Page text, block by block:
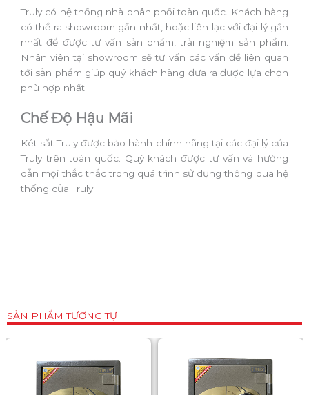
Truly có hệ thống nhà phân phối toàn quốc. Khách hàng
có thể ra showroom gần nhất, hoặc liên lạc với đại lý gần
nhất để được tư vấn sản phẩm, trải nghiệm sản phẩm.
Nhân viên tại showroom sẽ tư vấn các vấn đề liên quan
tới sản phẩm giúp quý khách hàng đưa ra được lựa chọn
phù hợp nhất.
Chế Độ Hậu Mãi
Két sắt Truly được bảo hành chính hãng tại các đại lý của
Truly trên toàn quốc. Quý khách được tư vấn và hướng
dẫn mọi thắc thắc trong quá trình sử dụng thông qua hệ
thống của Truly.
SẢN PHẨM TƯƠNG TỰ